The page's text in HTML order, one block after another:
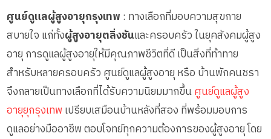
ศูนย์ดูแลผู้สูงอายุกรุงเทพ : ทางเลือกที่มอบความสุขกาย
สบายใจ แก่ทั้งผู้สูงอายุตลิ่งชันและครอบครัว ในยุคสังคมผู้สูง
อายุ การดูแลผู้สูงอายุให้มีคุณภาพชีวิตที่ดี เป็นสิ่งที่ท้าทาย
สำหรับหลายครอบครัว ศูนย์ดูแลผู้สูงอายุ หรือ บ้านพักคนชรา
จึงกลายเป็นทางเลือกที่ได้รับความนิยมมากขึ้นศูนย์ดูแลผู้สูง
อายุยุกรุงเทพเปรียบเสมือนบ้านหลังที่สอง ที่พร้อมมอบการ
ดูแลอย่างมืออาชีพ ตอบโจทย์ทุกความต้องการของผู้สูงอายุ โดย